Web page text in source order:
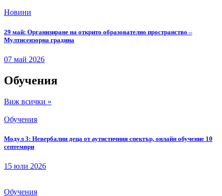
Новини
29 май: Организиране на открито образователно пространство –
Мултисензорна градина
07 май 2026
Обучения
Виж всички »
Обучения
Модул 3: Невербални деца от аутистичния спектър, онлайн обучение 10
септември
15 юли 2026
Обучения